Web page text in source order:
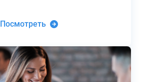
Посмотреть